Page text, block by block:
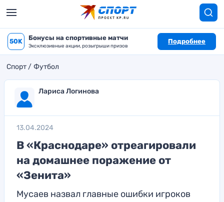
50K Бонусы на спортивные матчи
Эксклюзивные акции, розыгрыши призов
Подробнее
Спорт Футбол
Лариса Логинова
13.04.2024
В «Краснодаре» отреагировали
на домашнее поражение от
«Зенита»
Мусаев назвал главные ошибки игроков